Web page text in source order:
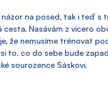
na posed, tak i teď s
Nasávám z vícero
že nemusíme trénovat
to, co do sebe bude
sourozence Sáskovi.